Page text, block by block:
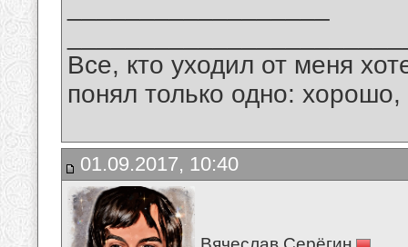
Все, кто уходил от меня
понял только одно:
01.09.2017, 10:40